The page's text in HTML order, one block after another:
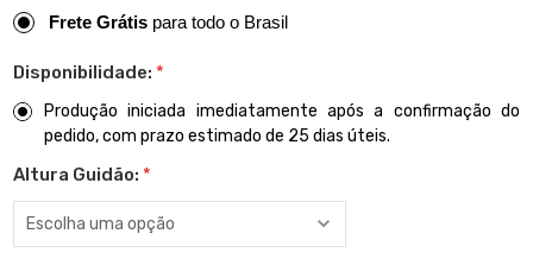
Frete Grátis para todo o Brasil
Disponibilidade: *
Produção iniciada imediatamente após a confirmação do
pedido, com prazo estimado de 25 dias úteis.
Altura Guidão: *